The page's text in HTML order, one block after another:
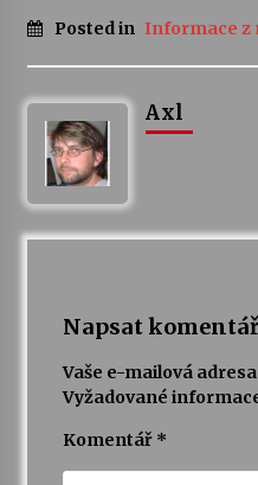
Posted in Informace z
Axl
Napsat komentář
Vaše e-mailová
Vyžadované
Komentář *